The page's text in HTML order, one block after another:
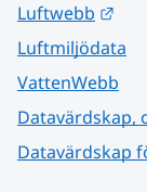
Luftwebb
Luftmiljödata
VattenWebb
Datavärdskap,
Datavärdskap